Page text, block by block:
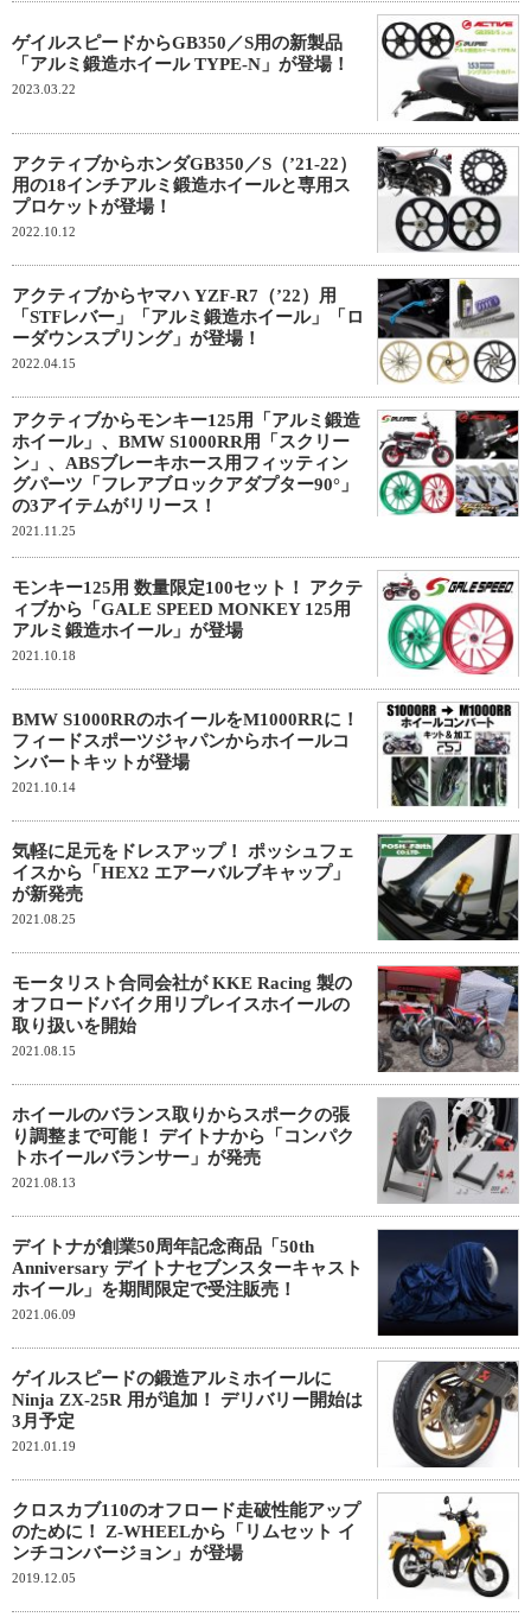
ゲイルスピードからGB350／S用の新製品
「アルミ鍛造ホイール TYPE-N」が登場！
2023.03.22
アクティブからホンダGB350／S（’21-22）
用の18インチアルミ鍛造ホイールと専用ス
プロケットが登場！
2022.10.12
アクティブからヤマハ YZF-R7（’22）用
「STFレバー」「アルミ鍛造ホイール」「ロ
ーダウンスプリング」が登場！
2022.04.15
アクティブからモンキー125用「アルミ鍛造
ホイール」、BMW S1000RR用「スクリー
ン」、ABSブレーキホース用フィッティン
グパーツ「フレアブロックアダプター90°」
の3アイテムがリリース！
2021.11.25
モンキー125用 数量限定100セット！ アクテ
ィブから「GALE SPEED MONKEY 125用
アルミ鍛造ホイール」が登場
2021.10.18
BMW S1000RRのホイールをM1000RRに！
フィードスポーツジャパンからホイールコ
ンバートキットが登場
2021.10.14
気軽に足元をドレスアップ！ ポッシュフェ
イスから「HEX2 エアーバルブキャップ」
が新発売
2021.08.25
モータリスト合同会社が KKE Racing 製の
オフロードバイク用リプレイスホイールの
取り扱いを開始
2021.08.15
ホイールのバランス取りからスポークの張
り調整まで可能！ デイトナから「コンパク
トホイールバランサー」が発売
2021.08.13
デイトナが創業50周年記念商品「50th
Anniversary デイトナセブンスターキャスト
ホイール」を期間限定で受注販売！
2021.06.09
ゲイルスピードの鍛造アルミホイールに
Ninja ZX-25R 用が追加！ デリバリー開始は
3月予定
2021.01.19
クロスカブ110のオフロード走破性能アップ
のために！ Z-WHEELから「リムセット イ
ンチコンバージョン」が登場
2019.12.05